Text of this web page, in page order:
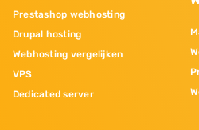
Prestashop webhosting
Drupal hosting
Webhosting vergelijken
VPS
Dedicated server